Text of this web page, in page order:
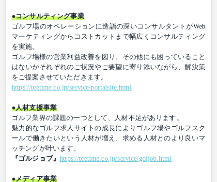
●コンサルティング事業
ゴルフ場のオペレーションに造詣の深いコンサルタントがWeb
マーケティングからコストカットまで幅広くコンサルティング
を実施。
ゴルフ場様の営業利益改善を図り、その他にも困っていること
はないかそれぞれのご状況やご要望に寄り添いながら、解決策
をご提案させていただきます。
https://teetime.co.jp/service/portalsite.html
●人材支援事業
ゴルフ業界の課題の一つとして、人材不足があります。
魅力的なゴルフ求人サイトの成長によりゴルフ場やゴルフスク
ールで働きたいという人材が増え、求める人材とのより良いマ
ッチングが叶います。
『ゴルジョブ』https://teetime.co.jp/service/goljob.html
●メディア事業